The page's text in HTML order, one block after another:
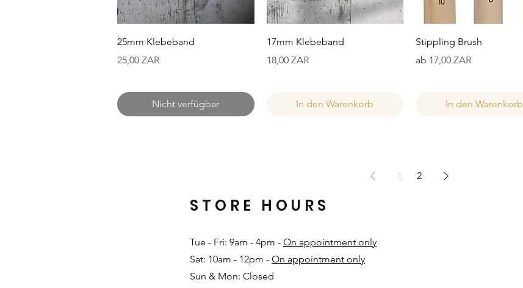
Schnellansicht
25mm Klebeband
Preis
25,00 ZAR
Nicht verfügbar
Schnellansicht
17mm Klebeband
Preis
18,00 ZAR
In den Warenkorb
Schnellansicht
Stippling Brush
ab 17,00 ZAR
Sale-Preis
In den Warenkorb
1 2
Tue - Fri: 9am - 4pm - On appointment only
Sat: 10am - 12pm - On appointment only
Sun & Mon: Closed​
STORE HOURS